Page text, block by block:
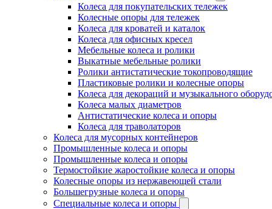
Колеса для покупательских тележек
Колесные опоры для тележек
Колеса для кроватей и каталок
Колеса для офисных кресел
Мебельные колеса и ролики
Выкатные мебельные ролики
Ролики антистатические токопроводящие
Пластиковые ролики и колесные опоры
Колеса для декораций и музыкального
Колеса малых диаметров
Антистатические колеса и опоры
Колеса для траволаторов
Колеса для мусорных контейнеров
Промышленные колеса и опоры
Промышленные колеса и опоры
Термостойкие жаростойкие колеса и опоры
Колесные опоры из нержавеющей стали
Большегрузные колеса и опоры
Специальные колеса и опоры